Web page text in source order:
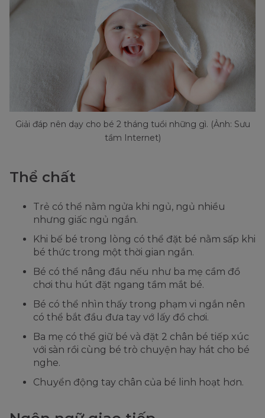
Giải đáp nên dạy cho bé 2 tháng tuổi những gì. (Ảnh: Sưu
tầm Internet)
Thể chất
Trẻ có thể nằm ngửa khi ngủ, ngủ nhiều
nhưng giấc ngủ ngắn.
Khi bế bé trong lòng có thể đặt bé nằm sấp khi
bé thức trong một thời gian ngắn.
Bé có thể nâng đầu nếu như ba mẹ cầm đồ
chơi thu hút đặt ngang tầm mắt bé.
Bé có thể nhìn thấy trong phạm vi ngắn nên
có thể bắt đầu đưa tay vớ lấy đồ chơi.
Ba mẹ có thể giữ bé và đặt 2 chân bé tiếp xúc
với sàn rồi cùng bé trò chuyện hay hát cho bé
nghe.
Chuyển động tay chân của bé linh hoạt hơn.